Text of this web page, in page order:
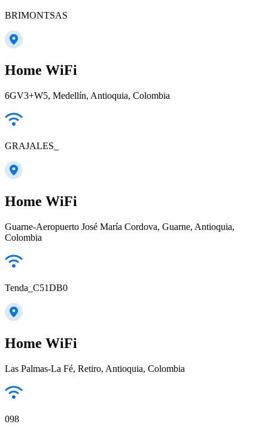
BRIMONTSAS
Home WiFi
6GV3+W5, Medellín, Antioquia, Colombia
GRAJALES_
Home WiFi
Guarne-Aeropuerto José María Cordova, Guarne, Antioquia,
Colombia
Tenda_C51DB0
Home WiFi
Las Palmas-La Fé, Retiro, Antioquia, Colombia
098